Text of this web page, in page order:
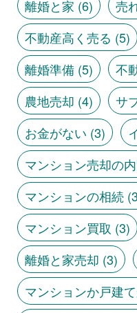
離婚と家 (6) 売
不動産高く売る (5)
離婚準備(5) 不
農地売却 (4) サ
お金がない (3)
マンション売却の
マンションの相続
マンション買取 (3)
離婚と家売却 (3)
マンションか戸建